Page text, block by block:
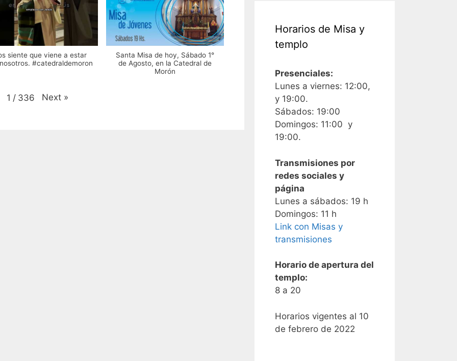
siente que viene a estar
#catedraldemoron
Santa Misa de hoy, Sábado 1°
de Agosto, en la Catedral de
Morón
1 / 336 Next »
Horarios de Misa y
templo
Presenciales:
Lunes a viernes: 12:00,
y 19:00.
Sábados: 19:00
Domingos: 11:00 y
19:00.
Transmisiones por
redes sociales y
página
Lunes a sábados: 19 h
Domingos: 11 h
Link con Misas y
transmisiones
Horario de apertura del
templo:
8 a 20
Horarios vigentes al 10
de febrero de 2022